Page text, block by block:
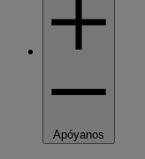
Apóyanos